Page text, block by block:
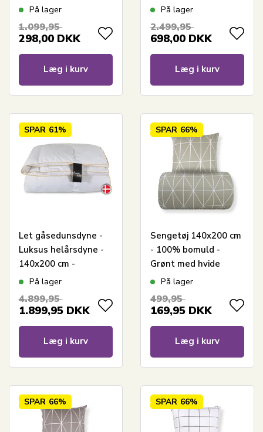
cm - Let
dyne - Nordstrand
På lager
1.099,95
298,00 DKK
Læg i kurv
- 140x200 cm -
dyne
På lager
2.499,95
698,00 DKK
Læg i kurv
SPAR 61%
Let gåsedunsdyne -
Luksus helårsdyne -
140x200 cm -
Premium By Borg -
På lager
4.899,95
1.899,95 DKK
Læg i kurv
SPAR 66%
Sengetøj 140x200 cm
- 100% bomuld -
Grønt med hvide
harlekintern
På lager
499,95
169,95 DKK
Læg i kurv
SPAR 66% SPAR 66%